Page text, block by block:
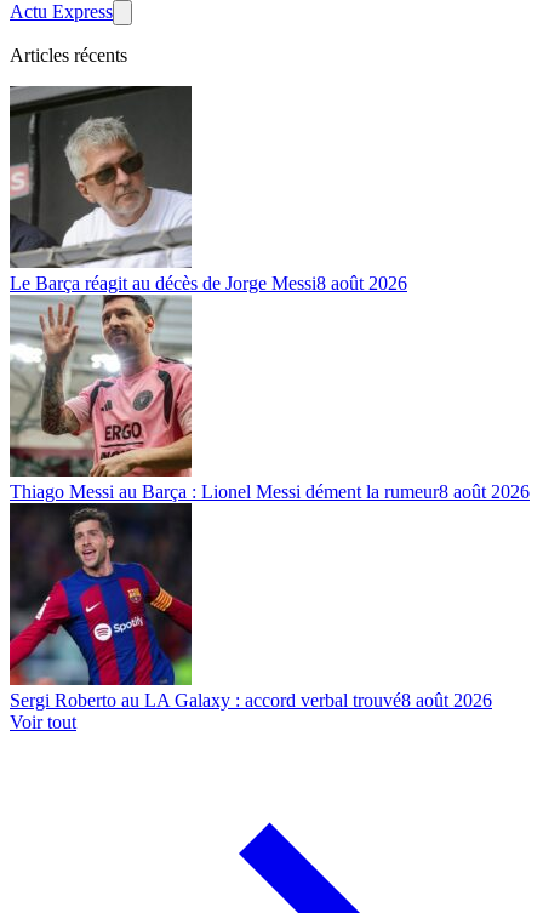
Actu Express
Articles récents
Le Barça réagit au décès de Jorge Messi8 août 2026
Thiago Messi au Barça : Lionel Messi dément la rumeur8 août 2026
Sergi Roberto au LA Galaxy : accord verbal trouvé8 août 2026
Voir tout